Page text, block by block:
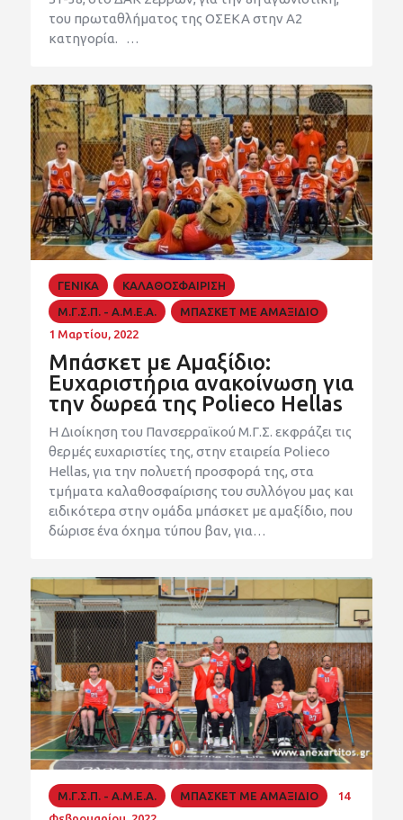
του πρωταθλήματος της ΟΣΕΚΑ στην Α2
κατηγορία. …
ΓΕΝΙΚΑ ΚΑΛΑΘΟΣΦΑΙΡΙΣΗ
Μ.Γ.Σ.Π. - Α.Μ.Ε.Α.
ΜΠΑΣΚΕΤ ΜΕ ΑΜΑΞΙΔΙΟ
1 Μαρτίου, 2022
Μπάσκετ με Αμαξίδιο:
Ευχαριστήρια ανακοίνωση για
την δωρεά της Polieco Hellas
Η Διοίκηση του Πανσερραϊκού Μ.Γ.Σ. εκφράζει τις
θερμές ευχαριστίες της, στην εταιρεία Polieco
Hellas, για την πολυετή προσφορά της, στα
τμήματα καλαθοσφαίρισης του συλλόγου μας και
ειδικότερα στην ομάδα μπάσκετ με αμαξίδιο, που
δώρισε ένα όχημα τύπου βαν, για…
Μ.Γ.Σ.Π. - Α.Μ.Ε.Α. ΜΠΑΣΚΕΤ ΜΕ ΑΜΑΞΙΔΙΟ
14